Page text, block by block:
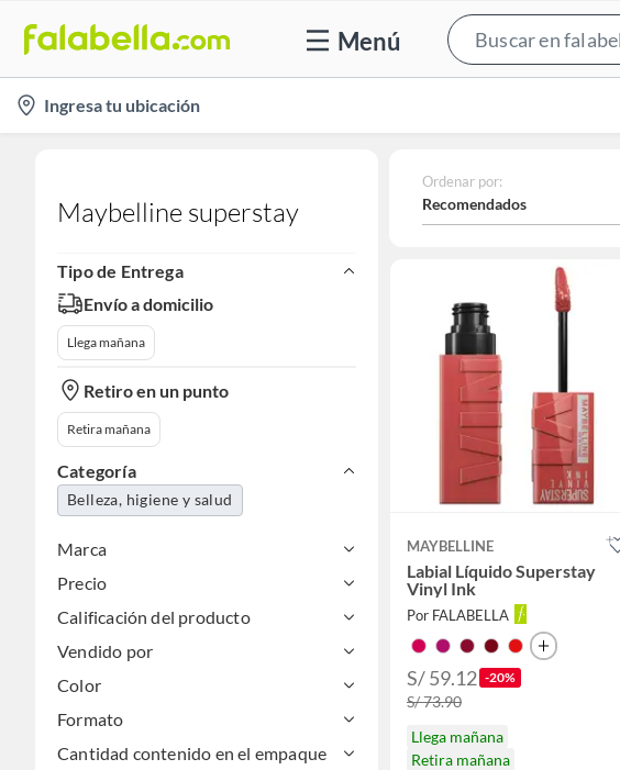
Menú
location-
icon
Ingresa tu ubicación
Maybelline superstay
Tipo de Entrega
Envío a domicilio
Llega mañana
Retiro en un punto
Retira mañana
Categoría
Belleza, higiene y salud
Marca
Precio
Calificación del producto
Vendido por
Color
Formato
Cantidad contenido en el empaque
Ordenar por:
Recomendados
MAYBELLINE
Labial Líquido Superstay
Vinyl Ink
Por FALABELLA
S/ 59.12 -20%
S/ 73.90
Llega mañana
Retira mañana